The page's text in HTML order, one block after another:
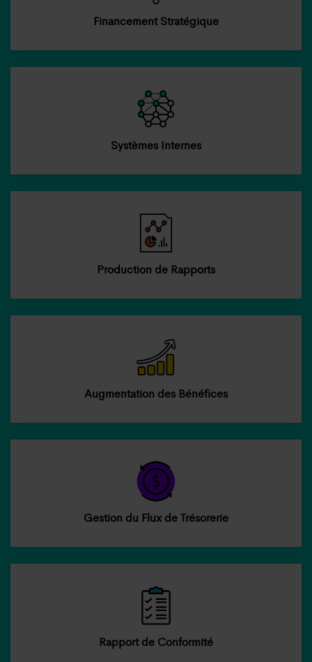
Financement Stratégique
Systèmes Internes
Production de Rapports
Augmentation des Bénéfices
Gestion du Flux de Trésorerie
Rapport de Conformité